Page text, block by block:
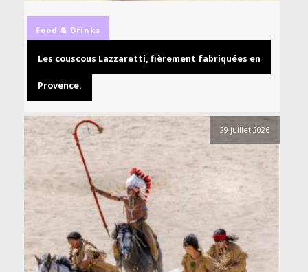
Food & Drinks
Les couscous Lazzaretti, fièrement fabriquées en
Provence.
29 juillet 2026